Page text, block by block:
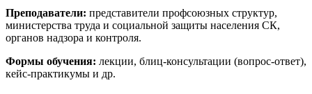
Преподаватели: представители профсоюзных структур,
министерства труда и социальной защиты населения СК,
органов надзора и контроля.
Формы обучения: лекции, блиц-консультации (вопрос-ответ),
кейс-практикумы и др.